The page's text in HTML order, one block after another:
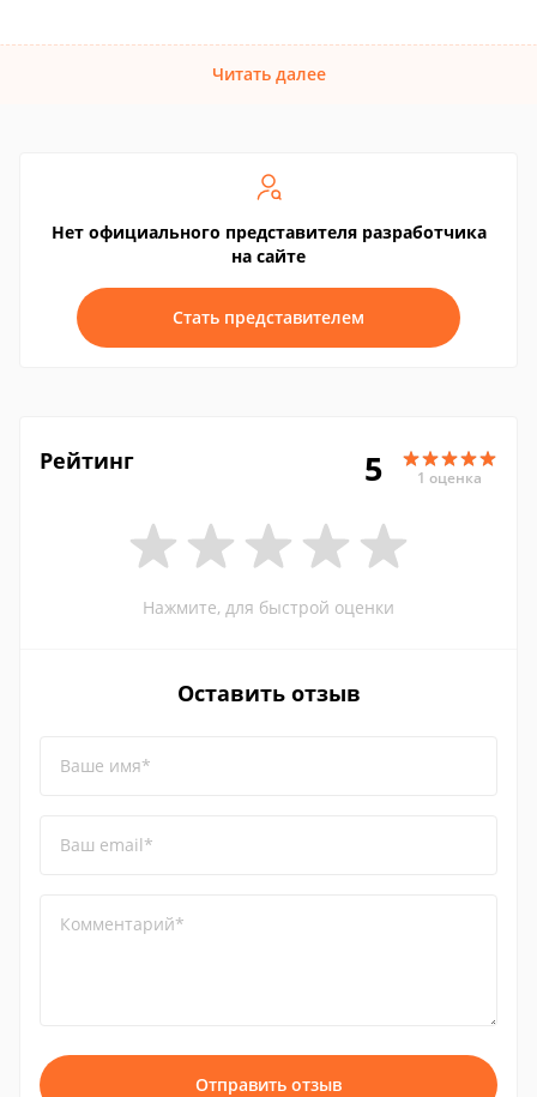
Читать далее
Нет официального представителя разработчика
на сайте
Стать представителем
Рейтинг 5 1 оценка
Нажмите, для быстрой оценки
Оставить отзыв
Ваше имя*
Ваш email*
Комментарий*
Отправить отзыв